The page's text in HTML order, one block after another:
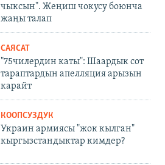
чыксын". Жеңиш чокусу боюнча
жаңы талап
САЯСАТ
"75чилердин каты": Шаардык сот
тараптардын апелляция арызын
карайт
КООПСУЗДУК
Украин армиясы "жок кылган"
кыргызстандыктар кимдер?